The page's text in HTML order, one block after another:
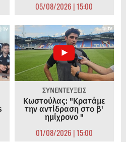
05/08/2026 | 15:00
ΣΥΝΕΝΤΕΥΞΕΙΣ
Κωστούλας: "Κρατάμε
την αντίδραση στο β'
ημίχρονο "
01/08/2026 | 15:00